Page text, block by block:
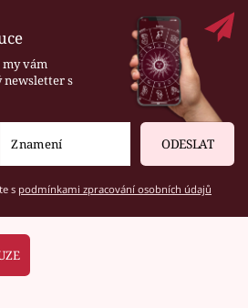
my vám
newsletter s
ODESLAT
s podmínkami zpracování osobních údajů